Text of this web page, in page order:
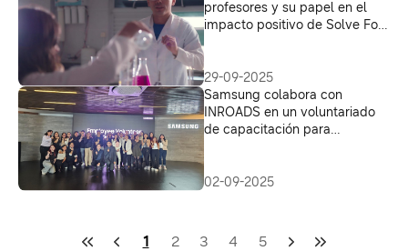
profesores y su papel en el
impacto positivo de Solve For
29-09-2025
Samsung colabora con
INROADS en un voluntariado
de capacitación para
02-09-2025
1 2 3 4 5